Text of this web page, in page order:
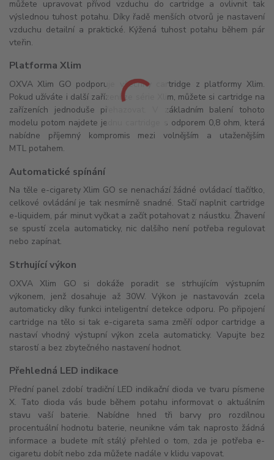
můžete upravovat přívod vzduchu do cartridge a ovlivnit tak
výslednou tuhost potahu. Díky řadě menších otvorů je nastavení
vzduchu detailní a praktické. Kýžená tuhost potahu během pár
vteřin.
Platforma Xlim
OXVA Xlim GO podporuje všechny cartridge z platformy Xlim.
Pokud užíváte i další zařízení ze série Xlim, můžete si cartridge na
zařízeních jednoduše přehazovat. V základním balení tohoto
modelu potom najdete jednu cartridge s odporem 0,8 ohm, která
nabídne příjemný kompromis mezi volnějším a utaženějším
MTL potahem.
Automatické spínání
Na těle e-cigarety Xlim GO se nenachází žádné ovládací tlačítko,
celkové ovládání je tak nesmírně snadné. Stačí naplnit cartridge
e-liquidem, pár minut vyčkat a začít potahovat z náustku. Žhavení
se spustí zcela automaticky, nic dalšího není potřeba regulovat
nebo zapínat.
Strhující výkon
OXVA Xlim GO si dokáže poradit se strhujícím výstupním
výkonem, jenž dosahuje až 30W. Výkon je nastavován zcela
automaticky díky funkci inteligentní detekce odporu. Po připojení
cartridge na tělo si tak e-cigareta sama změří odpor cartridge a
nastaví vhodný výstupní výkon zcela automaticky. Vapujte bez
starostí a bez zbytečného nastavení hodnot.
Přehledná LED indikace
Přední panel zdobí tradiční LED indikační dioda ve tvaru písmene
X. Tato dioda vás bude během potahu informovat o aktuálním
stavu vaší baterie. Nabídne hned tři barvy pro rozdílnou
procentuální hodnotu baterie, neunikne vám tak naprosto žádná
informace a budete mít stálý přehled o tom, zda je potřeba e-
cigaretu dobít nebo zda můžete nadále v klidu vapovat.